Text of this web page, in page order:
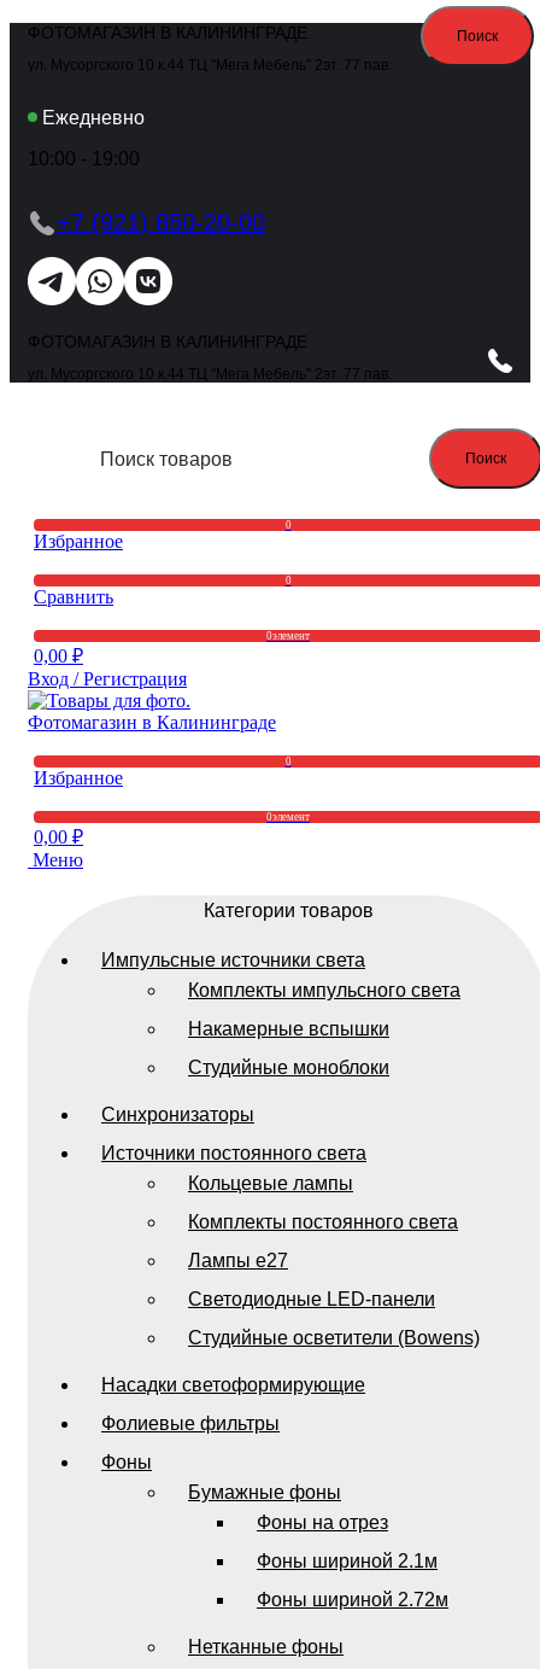
ФОТОМАГАЗИН В КАЛИНИНГРАДЕ
ул. Мусоргского 10 к.44 ТЦ "Мега Мебель" 2эт. 77 пав.
Ежедневно
10:00 - 19:00
+7 (921) 850-20-00
ФОТОМАГАЗИН В КАЛИНИНГРАДЕ
ул. Мусоргского 10 к.44 ТЦ "Мега Мебель" 2эт. 77 пав.
Поиск
0
Избранное
0
Сравнить
0элемент
0,00 ₽
Вход / Регистрация
0
Избранное
0элемент
0,00 ₽
Меню
Категории товаров
Импульсные источники света
Комплекты импульсного света
Накамерные вспышки
Студийные моноблоки
Синхронизаторы
Источники постоянного света
Кольцевые лампы
Комплекты постоянного света
Лампы e27
Светодиодные LED-панели
Студийные осветители (Bowens)
Насадки светоформирующие
Фолиевые фильтры
Фоны
Бумажные фоны
Фоны на отрез
Фоны шириной 2.1м
Фоны шириной 2.72м
Нетканные фоны
Поиск